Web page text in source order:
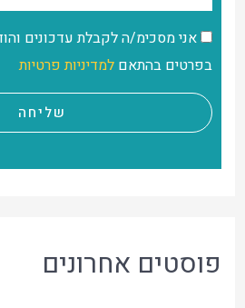
אני מסכימ/ה לקבלת עדכונים
בפרטים בהתאם למדיניות פרטיות
שליחה
פוסטים אחרונים